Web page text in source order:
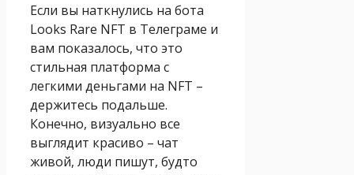
Если вы наткнулись на бота
Looks Rare NFT в Телеграме и
вам показалось, что это
стильная платформа с
легкими деньгами на NFT –
держитесь подальше.
Конечно, визуально все
выглядит красиво – чат
живой, люди пишут, будто